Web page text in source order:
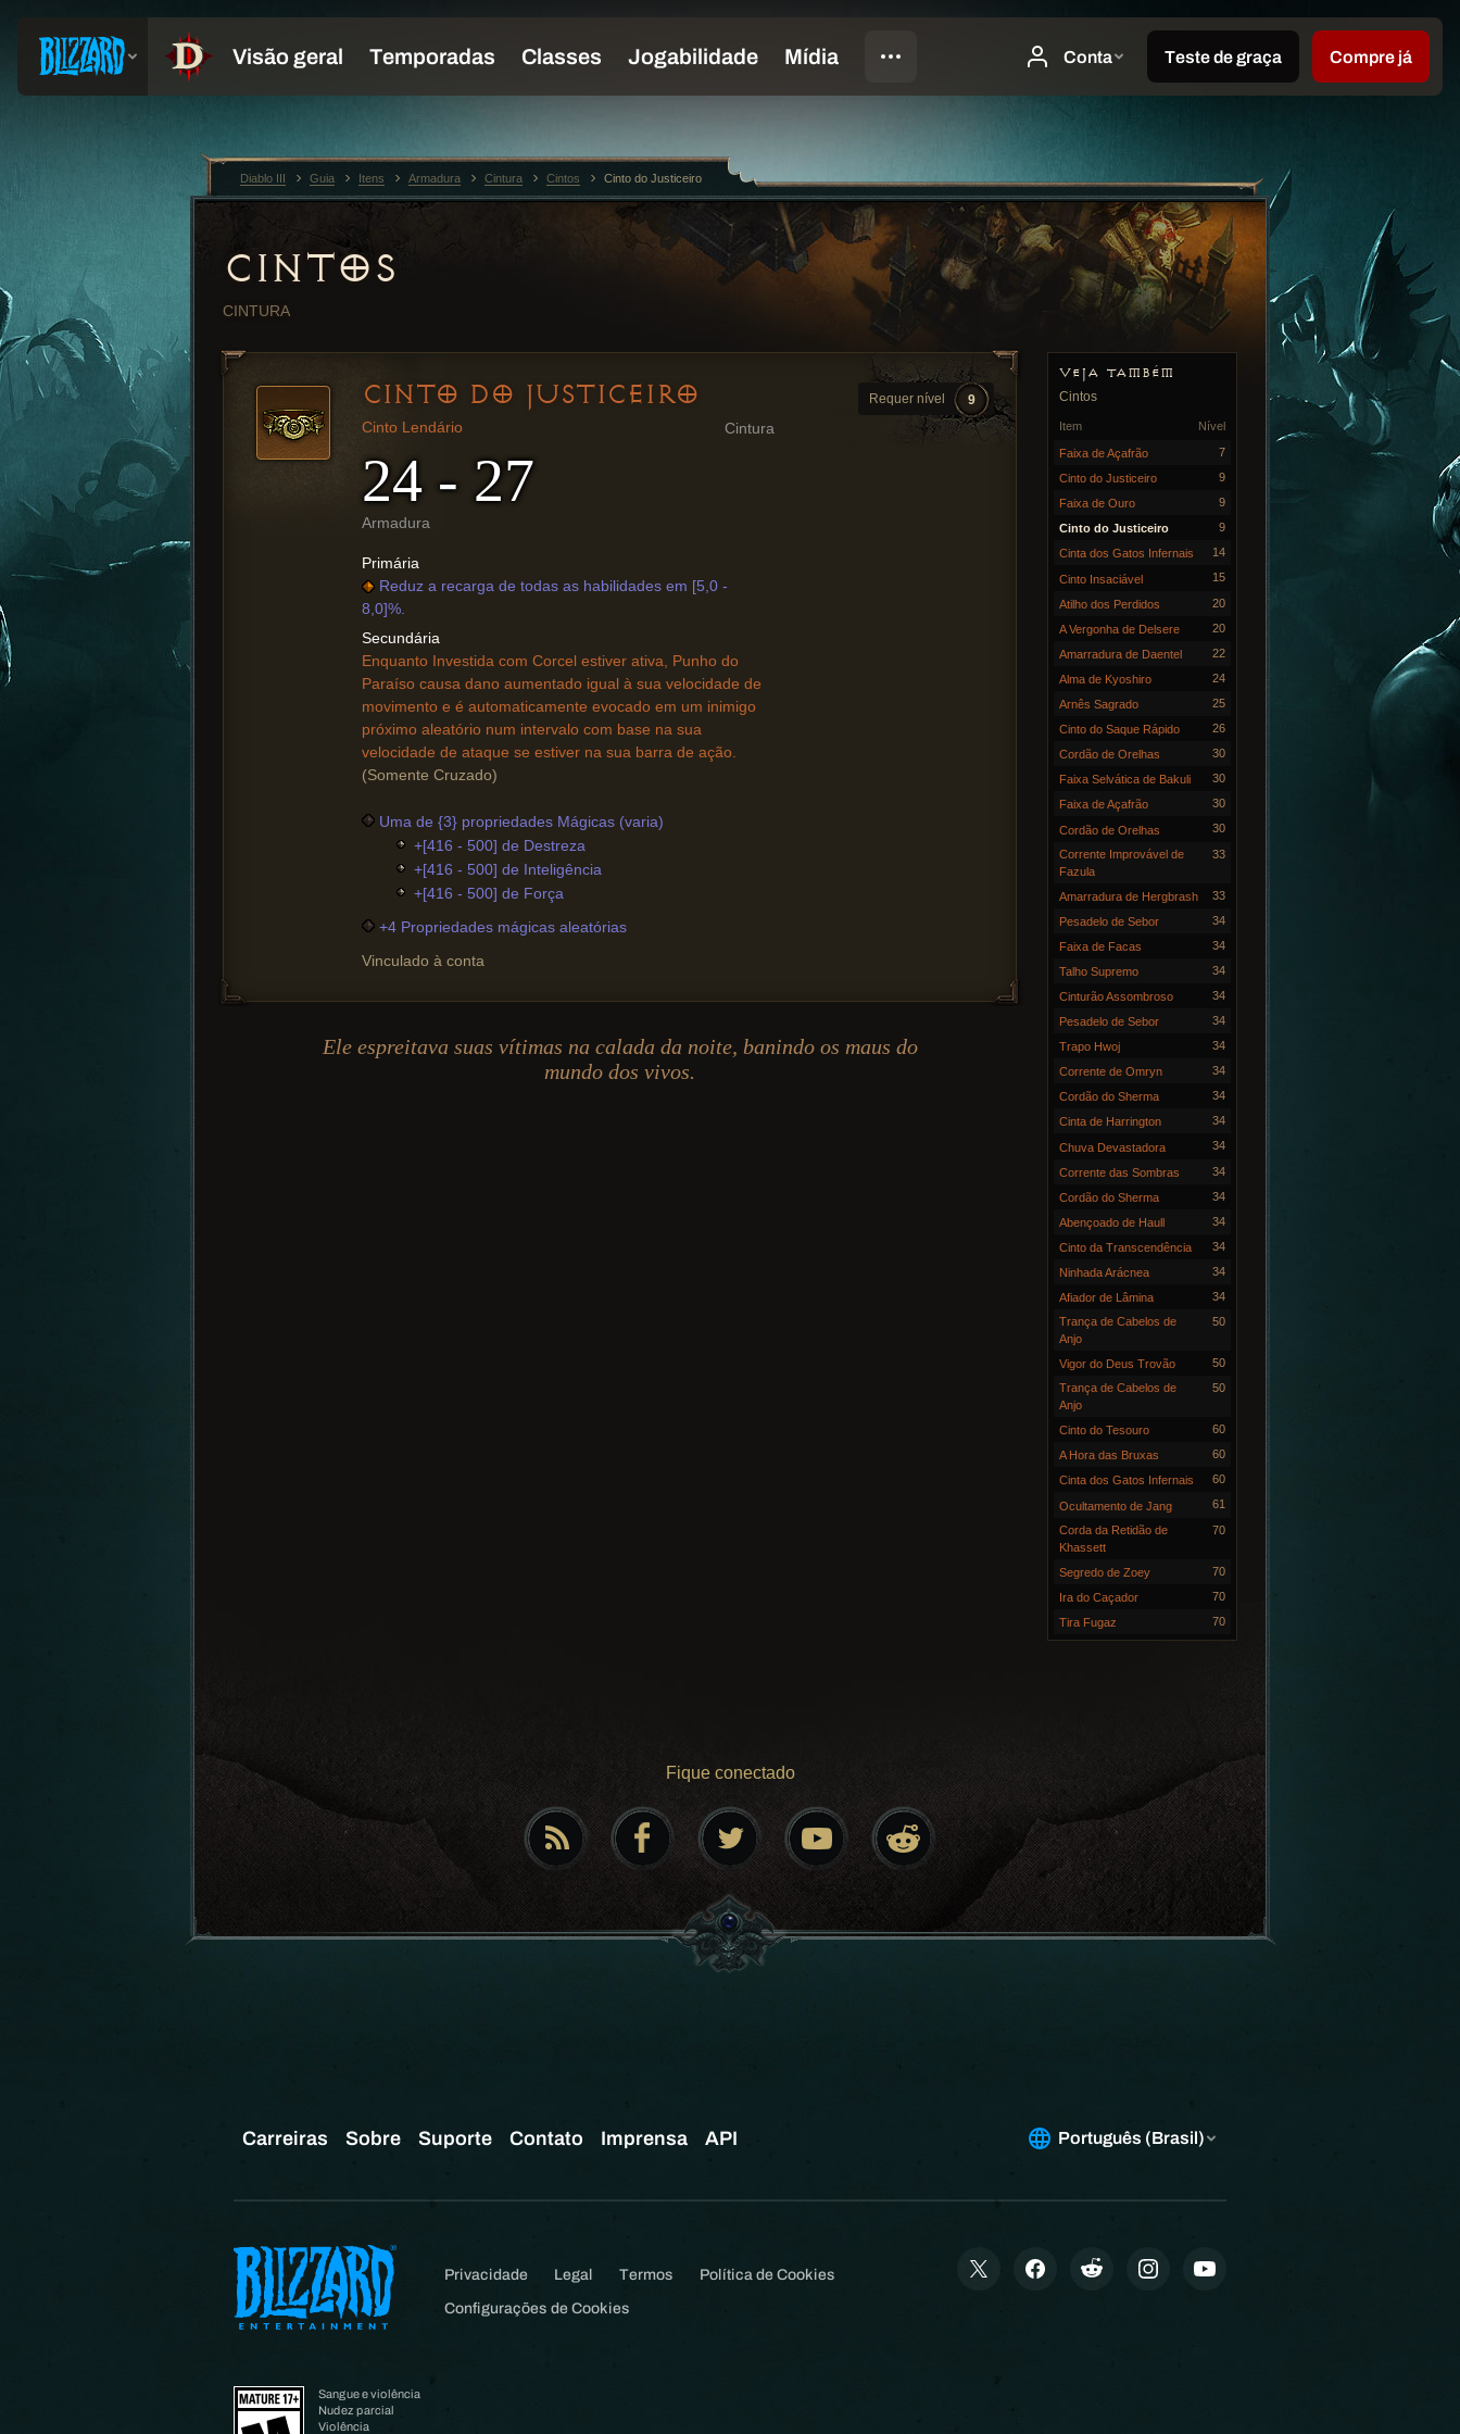
CINTOS
CINTURA
VEJA TAMBÉM
Cintos
Nível
Item
Faixa de Açafrão 7
Cinto do Justiceiro 9
Faixa de Ouro 9
Cinto do Justiceiro 9
Cinta dos Gatos Infernais 14
Cinto Insaciável 15
Atilho dos Perdidos 20
A Vergonha de Delsere 20
Amarradura de Daentel 22
Alma de Kyoshiro 24
Arnês Sagrado 25
Cinto do Saque Rápido 26
Cordão de Orelhas 30
Faixa Selvática de Bakuli 30
Faixa de Açafrão 30
Cordão de Orelhas
30
Corrente Improvável de
Fazula
33
Amarradura de Hergbrash 33
Pesadelo de Sebor 34
Faixa de Facas 34
Talho Supremo 34
Cinturão Assombroso 34
Pesadelo de Sebor 34
Trapo Hwoj 34
Corrente de Omryn 34
Cordão do Sherma 34
Cinta de Harrington 34
Chuva Devastadora 34
Corrente das Sombras 34
Cordão do Sherma 34
Abençoado de Haull 34
Cinto da Transcendência 34
Ninhada Arácnea 34
Afiador de Lâmina
34
Trança de Cabelos de
Anjo
50
Vigor do Deus Trovão
50
Trança de Cabelos de
Anjo
50
Cinto do Tesouro 60
A Hora das Bruxas 60
Cinta dos Gatos Infernais 60
Ocultamento de Jang
61
Corda da Retidão de
Khassett
70
Segredo de Zoey 70
Ira do Caçador 70
Tira Fugaz 70
Requer nível 9
CINTO DO JUSTICEIRO
Cintura
Cinto Lendário
24 - 27
Armadura
Primária
Reduz a recarga de todas as habilidades em [5,0 -
8,0]%.
Secundária
Enquanto Investida com Corcel estiver ativa, Punho do
Paraíso causa dano aumentado igual à sua velocidade de
movimento e é automaticamente evocado em um inimigo
próximo aleatório num intervalo com base na sua
velocidade de ataque se estiver na sua barra de ação.
(Somente Cruzado)
Uma de {3} propriedades Mágicas (varia)
+[416 - 500] de Destreza
+[416 - 500] de Inteligência
+[416 - 500] de Força
+4 Propriedades mágicas aleatórias
Vinculado à conta
Ele espreitava suas vítimas na calada da noite, banindo os maus do
mundo dos vivos.
Fique conectado
Diablo III Guia Itens Armadura Cintura Cintos Cinto do Justiceiro